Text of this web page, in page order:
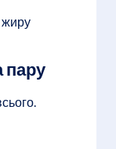
жиру
пару